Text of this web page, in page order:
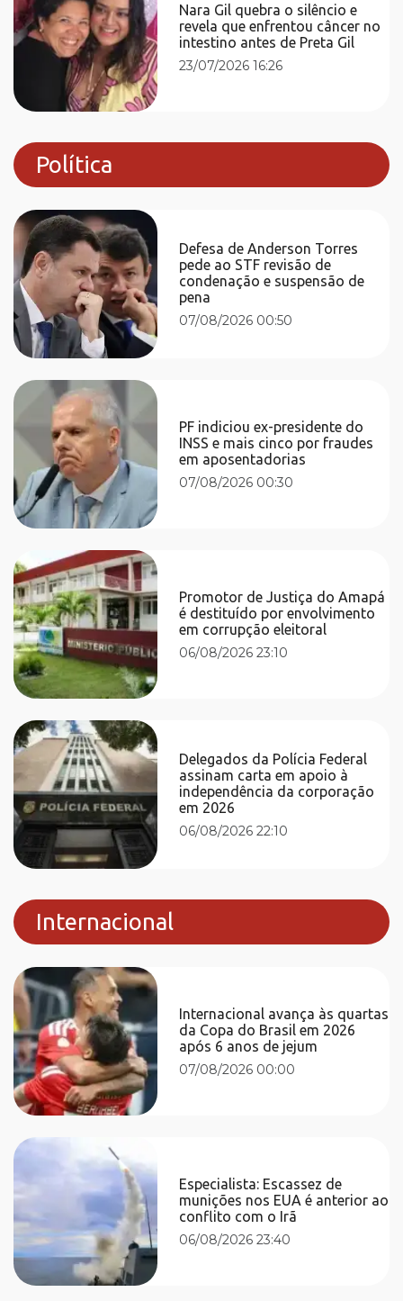
Nara Gil quebra o silêncio e
revela que enfrentou câncer no
intestino antes de Preta Gil
23/07/2026 16:26
Política
Defesa de Anderson Torres
pede ao STF revisão de
condenação e suspensão de
pena
07/08/2026 00:50
PF indiciou ex-presidente do
INSS e mais cinco por fraudes
em aposentadorias
07/08/2026 00:30
Promotor de Justiça do Amapá
é destituído por envolvimento
em corrupção eleitoral
06/08/2026 23:10
Delegados da Polícia Federal
assinam carta em apoio à
independência da corporação
em 2026
06/08/2026 22:10
Internacional
Internacional avança às quartas
da Copa do Brasil em 2026
após 6 anos de jejum
07/08/2026 00:00
Especialista: Escassez de
munições nos EUA é anterior ao
conflito com o Irã
06/08/2026 23:40